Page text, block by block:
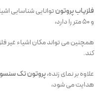
فلزیاب پروتون
و 50 متر را دارد،
همچنین می تواند مکان اشیاء غیر
کند.
علاوه بر نمای زنده،پروتون تک
هدایت می شود،